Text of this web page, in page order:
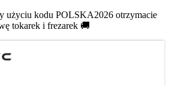
użyciu kodu POLSKA2026 otrzymacie
tokarek i frezarek 🚚